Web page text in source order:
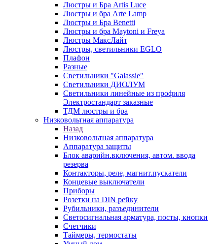
Люстры и Бра Artis Luce
Люстры и бра Arte Lamp
Люстры и Бра Benetti
Люстры и бра Maytoni и Freya
Люстры МаксЛайт
Люстры, светильники EGLO
Плафон
Разные
Светильники "Galassie"
Светильники ДИОЛУМ
Светильники линейные из профиля
Электростандарт заказные
ТДМ люстры и бра
Низковольтная аппаратура
Назад
Низковольтная аппаратура
Аппаратура защиты
Блок аварийн.включения, автом. ввода
резерва
Контакторы, реле, магнит.пускатели
Концевые выключатели
Приборы
Розетки на DIN рейку
Рубильники, разъединители
Светосигнальная арматура, посты, кнопки
Счетчики
Таймеры, термостаты